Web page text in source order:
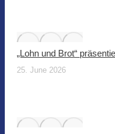
„Lohn und Brot“
25. June 2026